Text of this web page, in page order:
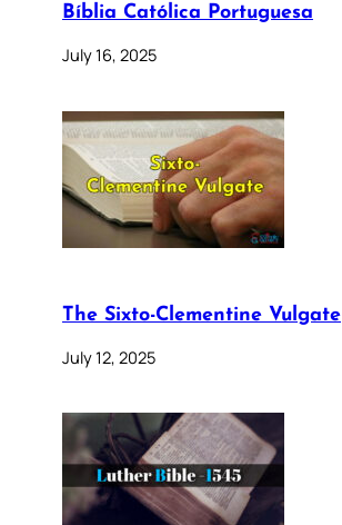
Bíblia Católica Portuguesa
July 16, 2025
The Sixto-Clementine Vulgate
July 12, 2025